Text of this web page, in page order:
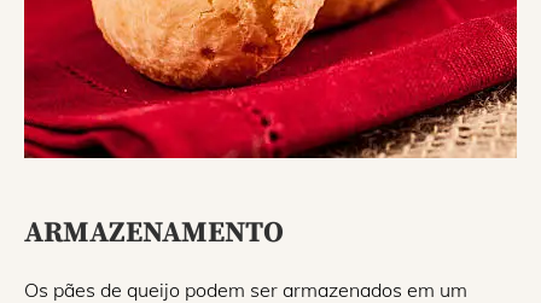
ARMAZENAMENTO
Os pães de queijo podem ser armazenados em um